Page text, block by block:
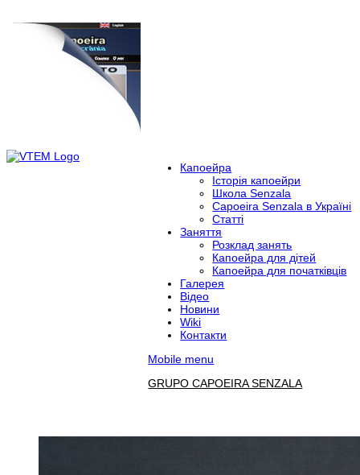
Капоейра
Історія капоейри
Школа Senzala
Capoeira Senzala в Україні
Статті
Заняття
Розклад занять
Капоейра для дітей
Капоейра для початківців
Галерея
Відео
Новини
Wiki
Контакти
Mobile menu
GRUPO CAPOEIRA SENZALA